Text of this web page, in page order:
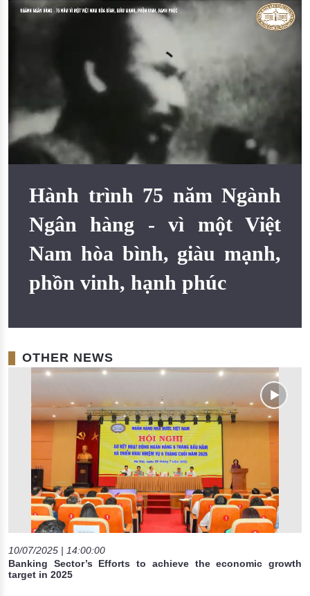
Đào tạo ISO
Hành trình 75 năm Ngành
Ngân hàng - vì một Việt
Nam hòa bình, giàu mạnh,
phồn vinh, hạnh phúc
OTHER NEWS
10/07/2025 | 14:00:00
Banking Sector’s Efforts to achieve the economic growth
target in 2025